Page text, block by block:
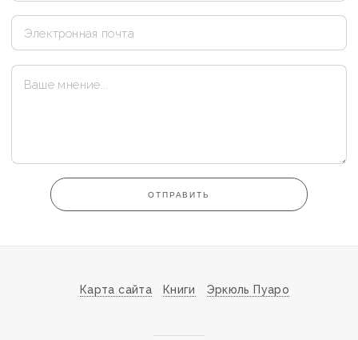
ОТПРАВИТЬ
Карта сайта Книги Эркюль Пуаро